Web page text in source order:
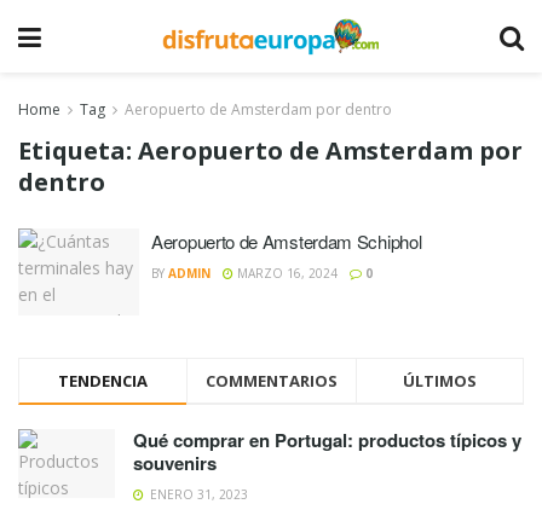
Home Tag Aeropuerto de Amsterdam por dentro
Etiqueta: Aeropuerto de Amsterdam por
dentro
Aeropuerto de Amsterdam Schiphol
BY ADMIN MARZO 16, 2024 0
TENDENCIA COMMENTARIOS ÚLTIMOS
Qué comprar en Portugal: productos típicos y
souvenirs
ENERO 31, 2023